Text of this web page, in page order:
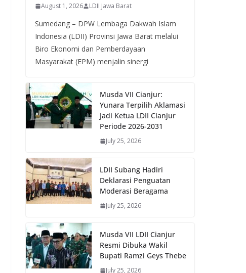
August 1, 2026 LDII Jawa Barat
Sumedang – DPW Lembaga Dakwah Islam
Indonesia (LDII) Provinsi Jawa Barat melalui
Biro Ekonomi dan Pemberdayaan
Masyarakat (EPM) menjalin sinergi
Musda VII Cianjur:
Yunara Terpilih Aklamasi
Jadi Ketua LDII Cianjur
Periode 2026-2031
July 25, 2026
LDII Subang Hadiri
Deklarasi Penguatan
Moderasi Beragama
July 25, 2026
Musda VII LDII Cianjur
Resmi Dibuka Wakil
Bupati Ramzi Geys Thebe
July 25, 2026